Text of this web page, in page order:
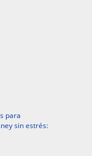
para
sin estrés: